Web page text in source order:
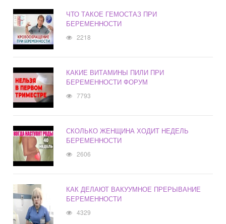
ЧТО ТАКОЕ ГЕМОСТАЗ ПРИ
БЕРЕМЕННОСТИ
2218
КАКИЕ ВИТАМИНЫ ПИЛИ ПРИ
БЕРЕМЕННОСТИ ФОРУМ
7793
СКОЛЬКО ЖЕНЩИНА ХОДИТ НЕДЕЛЬ
БЕРЕМЕННОСТИ
2606
КАК ДЕЛАЮТ ВАКУУМНОЕ ПРЕРЫВАНИЕ
БЕРЕМЕННОСТИ
4329